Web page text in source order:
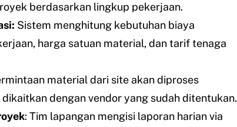
berdasarkan lingkup pekerjaan.
Sistem menghitung kebutuhan biaya
harga satuan material, dan tarif tenaga
material dari site akan diproses
dengan vendor yang sudah ditentukan.
: Tim lapangan mengisi laporan harian via